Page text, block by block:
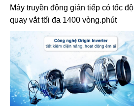
Máy truyền động gián tiếp có tốc độ
quay vắt tối đa 1400 vòng.phút